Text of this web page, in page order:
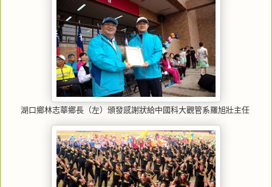
湖口鄉林志華鄉長（左）頒發感謝狀給中國科大觀管系羅旭壯主任